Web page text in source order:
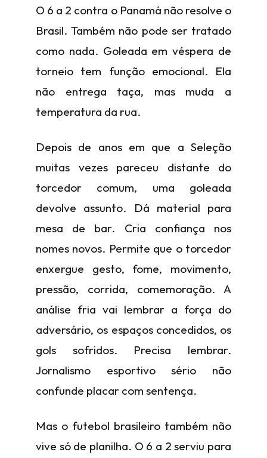
O 6 a 2 contra o Panamá não resolve o
Brasil. Também não pode ser tratado
como nada. Goleada em véspera de
torneio tem função emocional. Ela
não entrega taça, mas muda a
temperatura da rua.
Depois de anos em que a Seleção
muitas vezes pareceu distante do
torcedor comum, uma goleada
devolve assunto. Dá material para
mesa de bar. Cria confiança nos
nomes novos. Permite que o torcedor
enxergue gesto, fome, movimento,
pressão, corrida, comemoração. A
análise fria vai lembrar a força do
adversário, os espaços concedidos, os
gols sofridos. Precisa lembrar.
Jornalismo esportivo sério não
confunde placar com sentença.
Mas o futebol brasileiro também não
vive só de planilha. O 6 a 2 serviu para